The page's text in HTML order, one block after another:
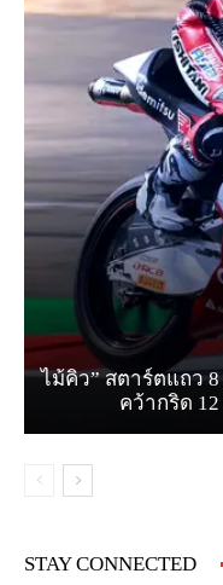
ไม้คิว” สตาร์ตแถว
คว้ากริด
STAY CONNECTED